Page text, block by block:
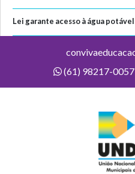
Lei garante acesso à água
(61) 98217-